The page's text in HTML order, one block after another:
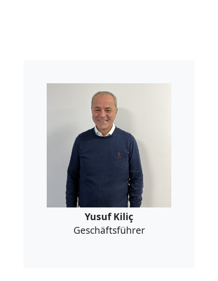
Yusuf Kiliç
Geschäftsführer